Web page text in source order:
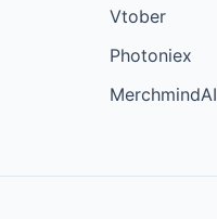
Vtober
Photoniex
MerchmindAI